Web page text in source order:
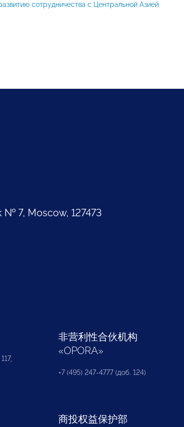
сотрудничества с Центральной Азией
7, Moscow, 127473
非营利性合伙机构
«OPORA»
+7 (495) 247-4777 (доб. 124)
商投权益保护部